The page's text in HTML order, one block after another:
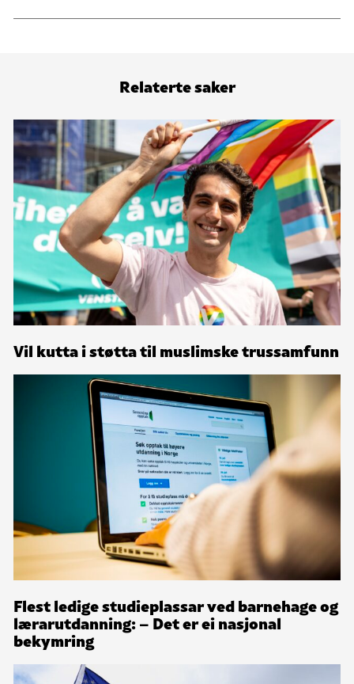
Relaterte saker
Vil kutta i støtta til muslimske trussamfunn
Flest ledige studieplassar ved barnehage og
lærarutdanning: – Det er ei nasjonal
bekymring